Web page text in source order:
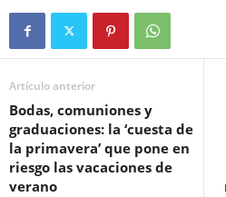
Artículo anterior
Bodas, comuniones y
graduaciones: la ‘cuesta de
la primavera’ que pone en
riesgo las vacaciones de
verano